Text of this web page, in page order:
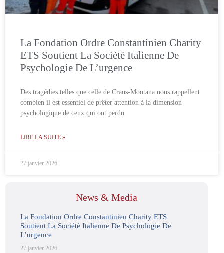
La Fondation Ordre Constantinien Charity
ETS Soutient La Société Italienne De
Psychologie De L’urgence
Des tragédies telles que celle de Crans-Montana nous rappellent
combien il est essentiel de prêter attention à la dimension
psychologique de ceux qui ont perdu
LIRE LA SUITE »
27 janvier 2026
News & Media
La Fondation Ordre Constantinien Charity ETS
Soutient La Société Italienne De Psychologie De
L’urgence
27 janvier 2026